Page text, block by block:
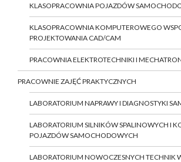
KLASOPRACOWNIA POJAZDÓW
KLASOPRACOWNIA KOMPUTEROWEGO
PROJEKTOWANIA CAD/CAM
PRACOWNIA ELEKTROTECHNIKI I
PRACOWNIE ZAJĘĆ PRAKTYCZNYCH
LABORATORIUM NAPRAWY I DIAGNOSTYKI
LABORATORIUM SILNIKÓW SPALINOWYCH I
POJAZDÓW SAMOCHODOWYCH
LABORATORIUM NOWOCZESNYCH TECHNIK